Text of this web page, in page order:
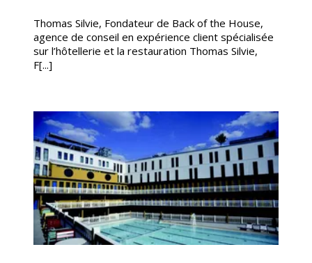
Thomas Silvie, Fondateur de Back of the House,
agence de conseil en expérience client spécialisée
sur l’hôtellerie et la restauration Thomas Silvie,
F[...]